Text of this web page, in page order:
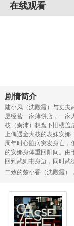
在线观看
剧情简介
陆小凤（沈殿霞）与丈夫
层经营一家薄饼店，一家
枝（秦沛）想盘下旧楼盖
上偶遇金大枝的表妹安娜
周年时心脏病突发身亡，
的安娜身体重回阳间。由
回到武则书身边，同时武
二致的楚小香（沈殿霞）